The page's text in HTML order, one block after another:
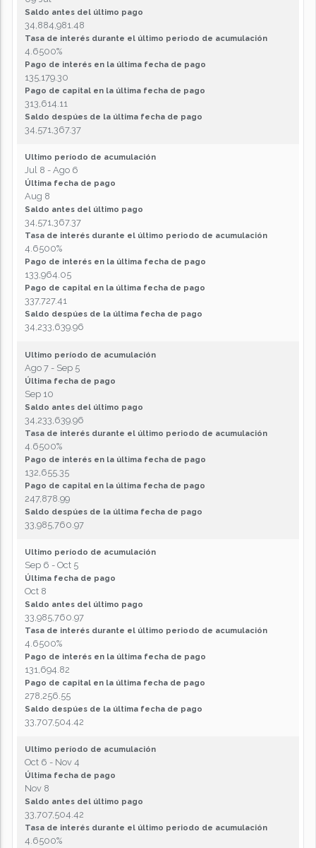
Saldo antes del último pago
34,884,981.48
Tasa de interés durante el último periodo de acumulación
4.6500%
Pago de interés en la última fecha de pago
135,179.30
Pago de capital en la última fecha de pago
313,614.11
Saldo despúes de la última fecha de pago
34,571,367.37
Ultimo período de acumulación
Jul 8 - Ago 6
Última fecha de pago
Aug 8
Saldo antes del último pago
34,571,367.37
Tasa de interés durante el último periodo de acumulación
4.6500%
Pago de interés en la última fecha de pago
133,964.05
Pago de capital en la última fecha de pago
337,727.41
Saldo despúes de la última fecha de pago
34,233,639.96
Ultimo período de acumulación
Ago 7 - Sep 5
Última fecha de pago
Sep 10
Saldo antes del último pago
34,233,639.96
Tasa de interés durante el último periodo de acumulación
4.6500%
Pago de interés en la última fecha de pago
132,655.35
Pago de capital en la última fecha de pago
247,878.99
Saldo despúes de la última fecha de pago
33,985,760.97
Ultimo período de acumulación
Sep 6 - Oct 5
Última fecha de pago
Oct 8
Saldo antes del último pago
33,985,760.97
Tasa de interés durante el último periodo de acumulación
4.6500%
Pago de interés en la última fecha de pago
131,694.82
Pago de capital en la última fecha de pago
278,256.55
Saldo despúes de la última fecha de pago
33,707,504.42
Ultimo período de acumulación
Oct 6 - Nov 4
Última fecha de pago
Nov 8
Saldo antes del último pago
33,707,504.42
Tasa de interés durante el último periodo de acumulación
4.6500%